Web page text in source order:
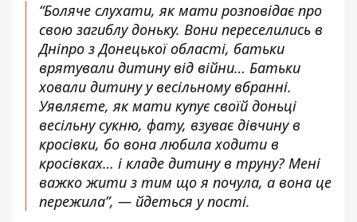
“Боляче слухати, як мати розповідає про
свою загиблу доньку. Вони переселились в
Дніпро з Донецької області, батьки
врятували дитину від війни… Батьки
ховали дитину у весільному вбранні.
Уявляєте, як мати купує своїй доньці
весільну сукню, фату, взуває дівчину в
кросівки, бо вона любила ходити в
кросівках… і кладе дитину в труну? Мені
важко жити з тим що я почула, а вона це
пережила”, — йдеться у пості.